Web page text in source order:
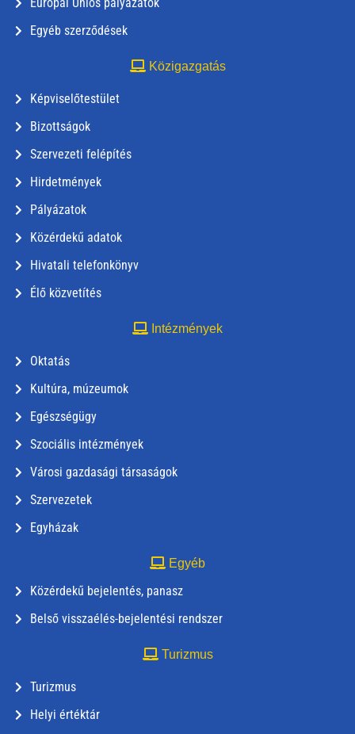
Egyéb szerződések
Közigazgatás
Képviselőtestület
Bizottságok
Szervezeti felépítés
Hirdetmények
Pályázatok
Közérdekű adatok
Hivatali telefonkönyv
Élő közvetítés
Intézmények
Oktatás
Kultúra, múzeumok
Egészségügy
Szociális intézmények
Városi gazdasági társaságok
Szervezetek
Egyházak
Egyéb
Közérdekű bejelentés, panasz
Belső visszaélés-bejelentési rendszer
Turizmus
Turizmus
Helyi értéktár